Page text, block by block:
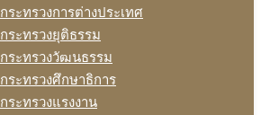
กระทรวงการต่างประเทศ
กระทรวงยุติธรรม
กระทรวงวัฒนธรรม
กระทรวงศึกษาธิการ
กระทรวงแรงงาน